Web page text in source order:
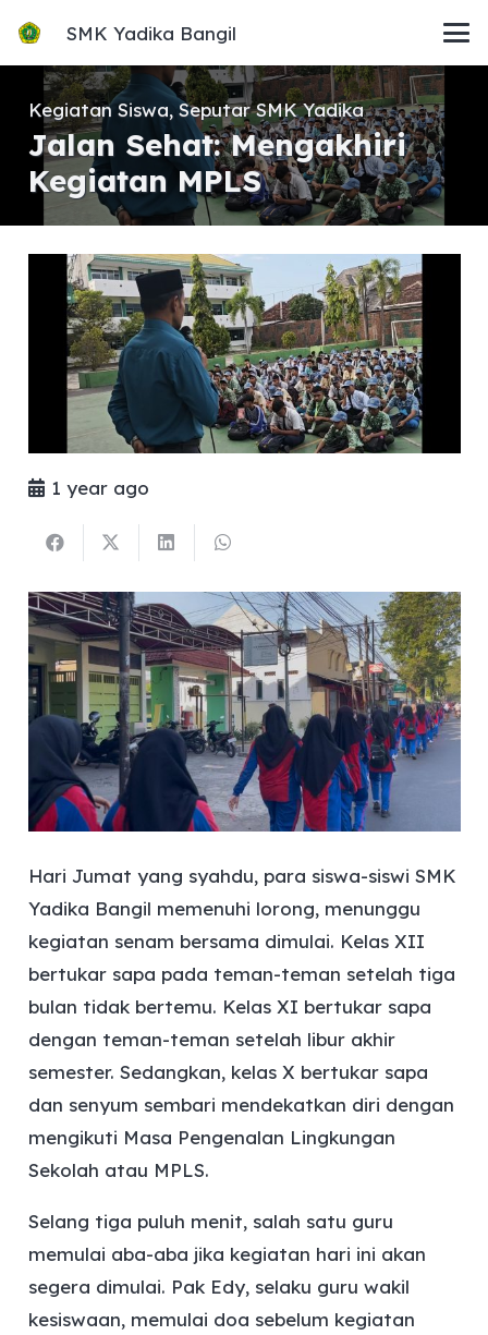
SMK Yadika Bangil
Kegiatan Siswa,Seputar SMK Yadika
Jalan Sehat: Mengakhiri
Kegiatan MPLS
1 year ago
Hari Jumat yang syahdu, para siswa-siswi SMK
Yadika Bangil memenuhi lorong, menunggu
kegiatan senam bersama dimulai. Kelas XII
bertukar sapa pada teman-teman setelah tiga
bulan tidak bertemu. Kelas XI bertukar sapa
dengan teman-teman setelah libur akhir
semester. Sedangkan, kelas X bertukar sapa
dan senyum sembari mendekatkan diri dengan
mengikuti Masa Pengenalan Lingkungan
Sekolah atau MPLS.
Selang tiga puluh menit, salah satu guru
memulai aba-aba jika kegiatan hari ini akan
segera dimulai. Pak Edy, selaku guru wakil
kesiswaan, memulai doa sebelum kegiatan